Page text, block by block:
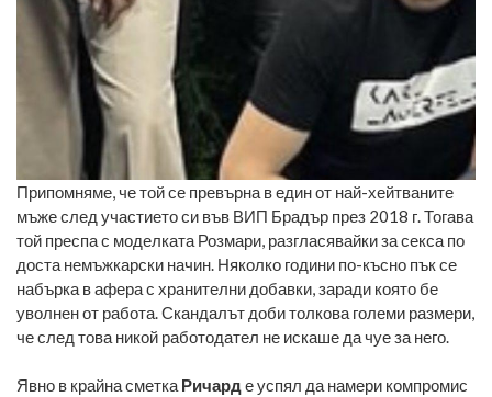
Припомняме, че той се превърна в един от най-хейтваните
мъже след участието си във ВИП Брадър през 2018 г. Тогава
той преспа с моделката Розмари, разгласявайки за секса по
доста немъжкарски начин. Няколко години по-късно пък се
набърка в афера с хранителни добавки, заради която бе
уволнен от работа. Скандалът доби толкова големи размери,
че след това никой работодател не искаше да чуе за него.
Явно в крайна сметка Ричард е успял да намери компромис